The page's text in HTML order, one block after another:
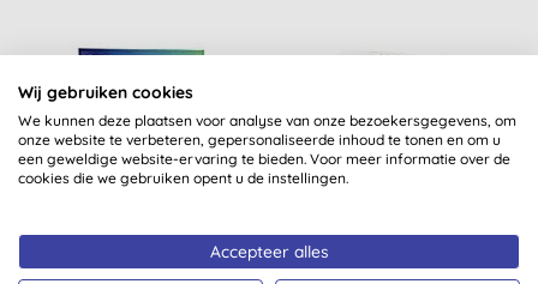
Yes Double Glide -
Yes Plant-Oil Natuurlijk
Wij gebruiken cookies
We kunnen deze plaatsen voor analyse van onze bezoekersgegevens, om
onze website te verbeteren, gepersonaliseerde inhoud te tonen en om u
een geweldige website-ervaring te bieden. Voor meer informatie over de
cookies die we gebruiken opent u de instellingen.
Accepteer alles